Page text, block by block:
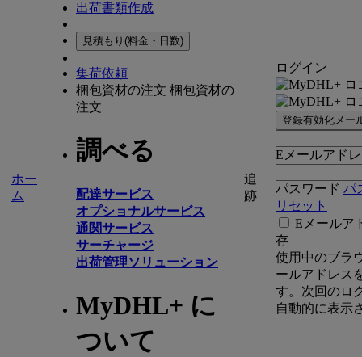
ホー
ム
出荷書類作成
見積もり(料金・日数)
集荷依頼
梱包資材の注文 梱包資材の
注文
調べる
配達サービス
オプショナルサービス
通関サービス
サーチャージ
出荷管理ソリューション
MyDHL+ に
ついて
追
跡
ログイン
登録有効化メー
Eメールアド
パスワード パ
リセット
Eメールア
存
使用中のブラ
ールアドレス
す。次回のロ
自動的に表示